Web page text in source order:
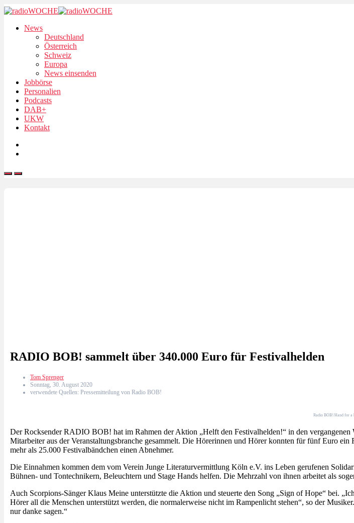
News
Deutschland
Österreich
Schweiz
Europa
News einsenden
Jobbörse
Personalien
Podcasts
DAB+
UKW
Kontakt
RADIO BOB! sammelt über 340.000 Euro für Festivalhelden
Tom Sprenger
Sonntag, 30. August 2020
verwendete Quellen: Pressemitteilung von Radio BOB!
Radio BOB!/Hand for a
Der Rocksender RADIO BOB! hat im Rahmen der Aktion „Helft den Festivalhelden!“ in den
Mitarbeiter aus der Veranstaltungsbranche gesammelt. Die Hörerinnen und Hörer konnten für fünf Euro
mehr als 25.000 Festivalbändchen einen Abnehmer.
Die Einnahmen kommen dem vom Verein Junge Literaturvermittlung Köln e.V. ins Leben gerufenen
Bühnen- und Tontechnikern, Beleuchtern und Stage Hands helfen. Die Mehrzahl von ihnen arbeitet als
Auch Scorpions-Sänger Klaus Meine unterstützte die Aktion und steuerte den Song „Sign of Hope“ bei.
Hörer all die Menschen unterstützt werden, die normalerweise nicht im Rampenlicht stehen“, so der
nur danke sagen.“